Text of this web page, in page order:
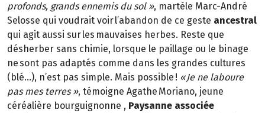
profonds, grands ennemis du sol », martèle Marc-André
Selosse qui voudrait voir l’abandon de ce geste ancestral
qui agit aussi sur les mauvaises herbes. Reste que
désherber sans chimie, lorsque le paillage ou le binage
ne sont pas adaptés comme dans les grandes cultures
(blé…), n’est pas simple. Mais possible ! « Je ne laboure
pas mes terres », témoigne Agathe Moriano, jeune
céréalière bourguignonne , Paysanne associée